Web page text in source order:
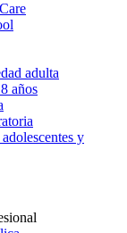
adulta
años
y